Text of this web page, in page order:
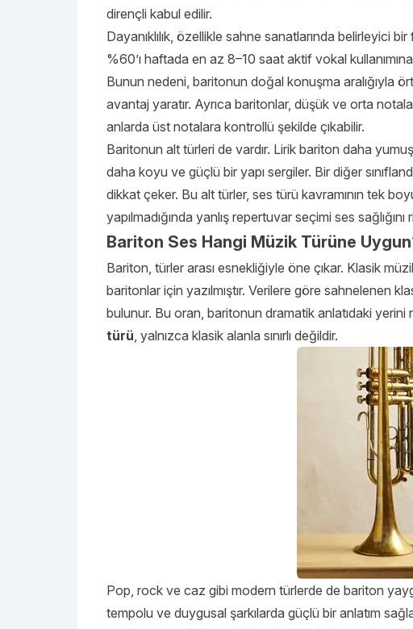
dirençli kabul edilir.
Dayanıklılık, özellikle sahne sanatlarında belirleyici
%60’ı haftada en az 8–10 saat aktif vokal
Bunun nedeni, baritonun doğal konuşma aralığıyla
avantaj yaratır. Ayrıca baritonlar, düşük ve orta
anlarda üst notalara kontrollü şekilde çıkabilir.
Baritonun alt türleri de vardır. Lirik bariton daha
daha koyu ve güçlü bir yapı sergiler. Bir diğer
dikkat çeker. Bu alt türler, ses türü kavramının tek
yapılmadığında yanlış repertuvar seçimi ses sağlığını
Bariton Ses Hangi Müzik Türüne
Bariton, türler arası esnekliğiyle öne çıkar. Klasik
baritonlar için yazılmıştır. Verilere göre sahnelenen
bulunur. Bu oran, baritonun dramatik anlatıdaki
türü, yalnızca klasik alanla sınırlı değildir.
Pop, rock ve caz gibi modern türlerde de bariton
tempolu ve duygusal şarkılarda güçlü bir anlatım